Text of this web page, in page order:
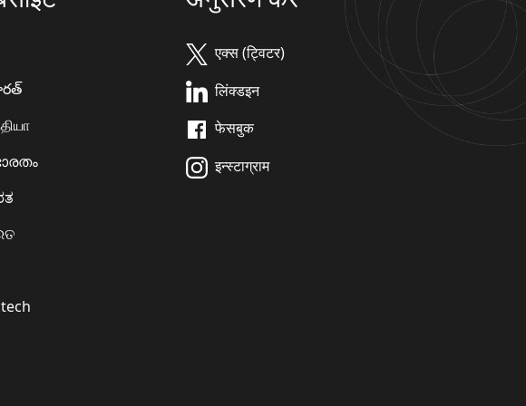
एक्स (ट्विटर)
लिंक्डइन
फेसबुक
इन्स्टाग्राम